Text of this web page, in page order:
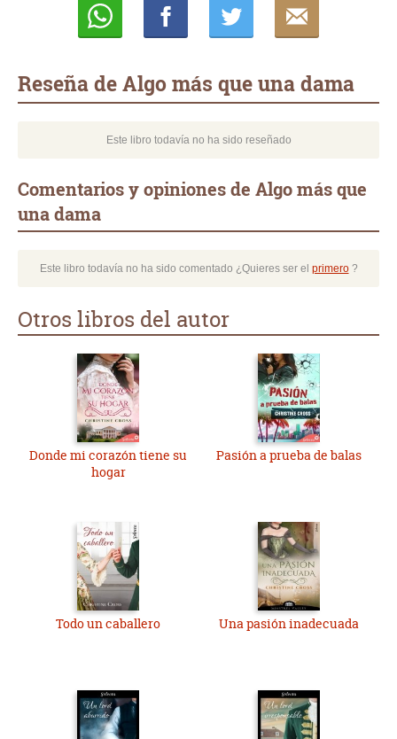
Reseña de Algo más que una dama
Este libro todavía no ha sido reseñado
Comentarios y opiniones de Algo más que
una dama
Este libro todavía no ha sido comentado ¿Quieres ser el primero?
Otros libros del autor
Donde mi corazón tiene su
hogar
Pasión a prueba de balas
Todo un caballero Una pasión inadecuada